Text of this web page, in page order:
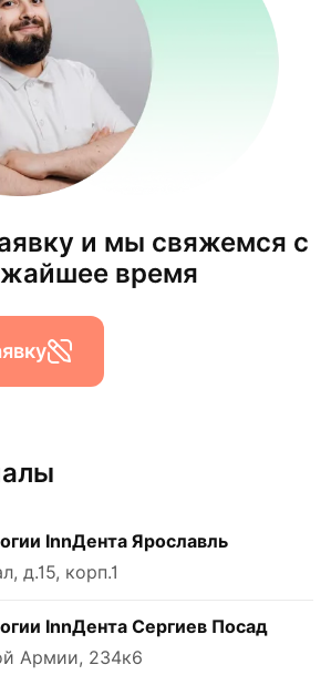
и мы свяжемся с
время
InnДента Ярославль
д.15, корп.1
InnДента Сергиев Посад
Армии, 234к6